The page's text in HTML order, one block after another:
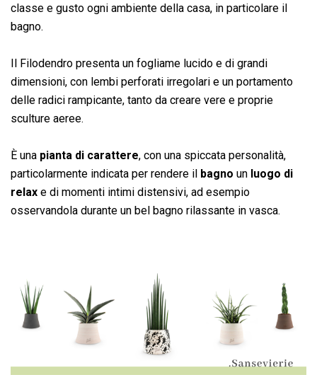
classe e gusto ogni ambiente della casa, in particolare il
bagno.
Il Filodendro presenta un fogliame lucido e di grandi
dimensioni, con lembi perforati irregolari e un portamento
delle radici rampicante, tanto da creare vere e proprie
sculture aeree.
È una pianta di carattere, con una spiccata personalità,
particolarmente indicata per rendere il bagno un luogo di
relax e di momenti intimi distensivi, ad esempio
osservandola durante un bel bagno rilassante in vasca.